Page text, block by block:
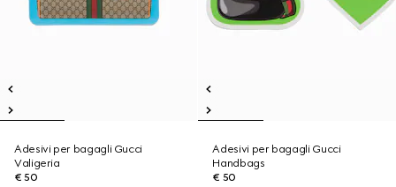
Adesivi per bagagli Gucci
Valigeria
€ 50
Adesivi per bagagli Gucci
Handbags
€ 50